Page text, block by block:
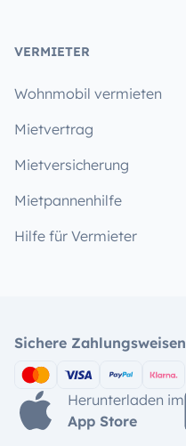
VERMIETER
Wohnmobil vermieten
Mietvertrag
Mietversicherung
Mietpannenhilfe
Hilfe für Vermieter
Sichere Zahlungsweisen
Herunterladen im
App Store